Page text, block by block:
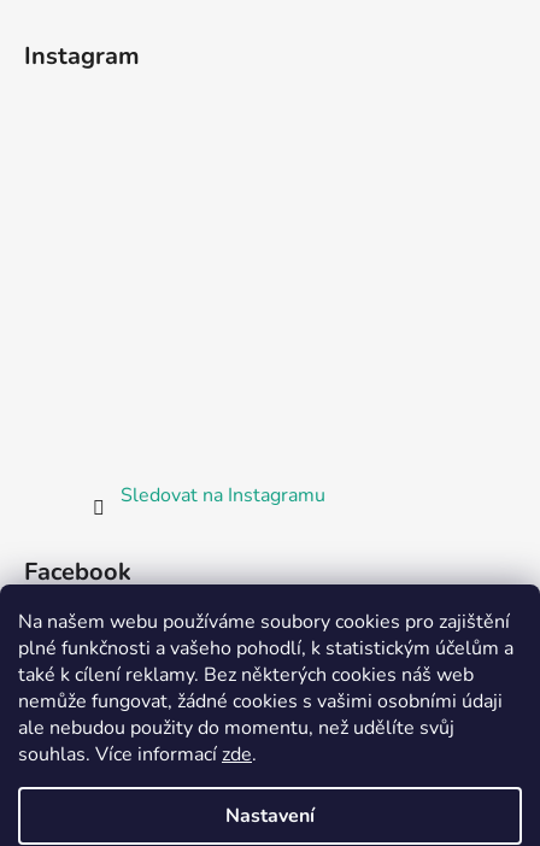
Na našem webu používáme soubory cookies pro zajištění
plné funkčnosti a vašeho pohodlí, k statistickým účelům a
také k cílení reklamy. Bez některých cookies náš web
nemůže fungovat, žádné cookies s vašimi osobními údaji
ale nebudou použity do momentu, než udělíte svůj
souhlas. Více informacízde.
Nastavení
Instagram
Sledovat na Instagramu
Facebook
Partnerská prodejna Barefoot Plzeň